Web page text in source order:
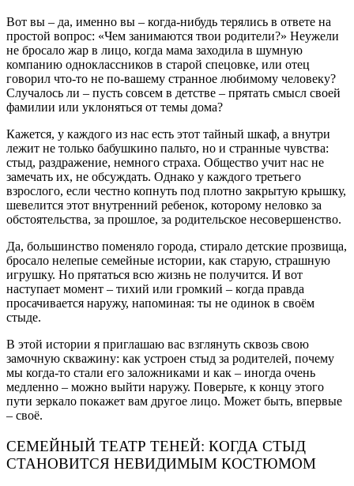
Вот вы – да, именно вы – когда-нибудь терялись в ответе на
простой вопрос: «Чем занимаются твои родители?» Неужели
не бросало жар в лицо, когда мама заходила в шумную
компанию одноклассников в старой спецовке, или отец
говорил что-то не по-вашему странное любимому человеку?
Случалось ли – пусть совсем в детстве – прятать смысл своей
фамилии или уклоняться от темы дома?
Кажется, у каждого из нас есть этот тайный шкаф, а внутри
лежит не только бабушкино пальто, но и странные чувства:
стыд, раздражение, немного страха. Общество учит нас не
замечать их, не обсуждать. Однако у каждого третьего
взрослого, если честно копнуть под плотно закрытую крышку,
шевелится этот внутренний ребенок, которому неловко за
обстоятельства, за прошлое, за родительское несовершенство.
Да, большинство поменяло города, стирало детские прозвища,
бросало нелепые семейные истории, как старую, страшную
игрушку. Но прятаться всю жизнь не получится. И вот
наступает момент – тихий или громкий – когда правда
просачивается наружу, напоминая: ты не одинок в своём
стыде.
В этой истории я приглашаю вас взглянуть сквозь свою
замочную скважину: как устроен стыд за родителей, почему
мы когда-то стали его заложниками и как – иногда очень
медленно – можно выйти наружу. Поверьте, к концу этого
пути зеркало покажет вам другое лицо. Может быть, впервые
– своё.
СЕМЕЙНЫЙ ТЕАТР ТЕНЕЙ: КОГДА СТЫД
СТАНОВИТСЯ НЕВИДИМЫМ КОСТЮМОМ